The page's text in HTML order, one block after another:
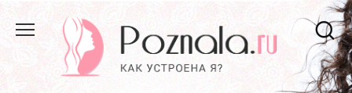
содержанию